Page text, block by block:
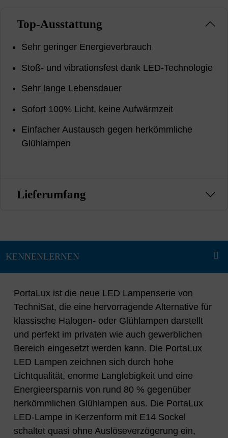
Top-Ausstattung
Sehr geringer Energieverbrauch
Stoß- und vibrationsfest dank LED-Technologie
Sehr lange Lebensdauer
Sofort 100% Licht, keine Aufwärmzeit
Einfacher Austausch gegen herkömmliche
Glühlampen
Lieferumfang
PortaLux ist die neue LED Lampenserie von
TechniSat, die eine hervorragende Alternative für
klassische Halogen- oder Glühlampen darstellt
und perfekt im privaten wie auch gewerblichen
Bereich eingesetzt werden kann. Die PortaLux
LED Lampen zeichnen sich durch hohe
Lichtqualität, enorme Langlebigkeit und eine
Energieersparnis von rund 80 % gegenüber
herkömmlichen Glühlampen aus. Die PortaLux
LED-Lampe in Kerzenform mit E14 Sockel
schaltet quasi ohne Auslöseverzögerung ein,